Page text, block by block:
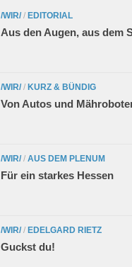
/WIR/ / EDITORIAL
Aus den Augen, aus dem
/WIR/ / KURZ & BÜNDIG
Von Autos und
/WIR/ / AUS DEM PLENUM
Für ein starkes Hessen
/WIR/ / EDELGARD RIETZ
Guckst du!